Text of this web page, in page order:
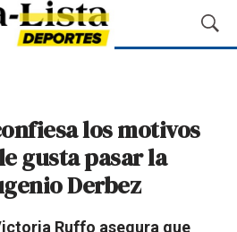
M
o
los motivos
gusta pasar la
Derbez
Ruffo asegura que